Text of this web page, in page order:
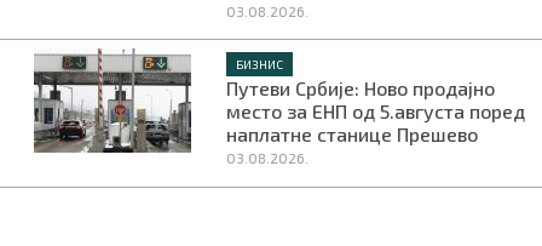
03.08.2026.
БИЗНИС
Путеви Србије: Ново продајно
место за ЕНП од 5.августа поред
наплатне станице Прешево
03.08.2026.